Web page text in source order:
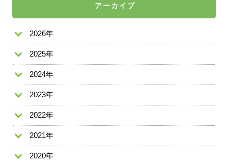
アーカイブ
2026年
2025年
2024年
2023年
2022年
2021年
2020年